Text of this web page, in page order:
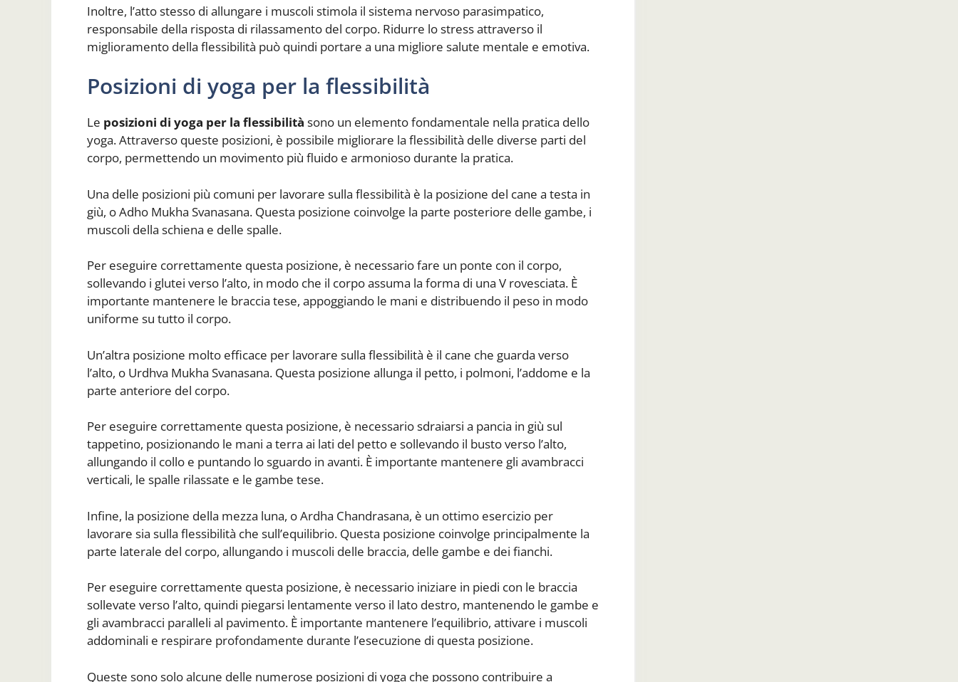
Inoltre, l’atto stesso di allungare i muscoli stimola il sistema nervoso parasimpatico,
responsabile della risposta di rilassamento del corpo. Ridurre lo stress attraverso il
miglioramento della flessibilità può quindi portare a una migliore salute mentale e emotiva.
Posizioni di yoga per la flessibilità
Le posizioni di yoga per la flessibilità sono un elemento fondamentale nella pratica dello
yoga. Attraverso queste posizioni, è possibile migliorare la flessibilità delle diverse parti del
corpo, permettendo un movimento più fluido e armonioso durante la pratica.
Una delle posizioni più comuni per lavorare sulla flessibilità è la posizione del cane a testa in
giù, o Adho Mukha Svanasana. Questa posizione coinvolge la parte posteriore delle gambe, i
muscoli della schiena e delle spalle.
Per eseguire correttamente questa posizione, è necessario fare un ponte con il corpo,
sollevando i glutei verso l’alto, in modo che il corpo assuma la forma di una V rovesciata. È
importante mantenere le braccia tese, appoggiando le mani e distribuendo il peso in modo
uniforme su tutto il corpo.
Un’altra posizione molto efficace per lavorare sulla flessibilità è il cane che guarda verso
l’alto, o Urdhva Mukha Svanasana. Questa posizione allunga il petto, i polmoni, l’addome e la
parte anteriore del corpo.
Per eseguire correttamente questa posizione, è necessario sdraiarsi a pancia in giù sul
tappetino, posizionando le mani a terra ai lati del petto e sollevando il busto verso l’alto,
allungando il collo e puntando lo sguardo in avanti. È importante mantenere gli avambracci
verticali, le spalle rilassate e le gambe tese.
Infine, la posizione della mezza luna, o Ardha Chandrasana, è un ottimo esercizio per
lavorare sia sulla flessibilità che sull’equilibrio. Questa posizione coinvolge principalmente la
parte laterale del corpo, allungando i muscoli delle braccia, delle gambe e dei fianchi.
Per eseguire correttamente questa posizione, è necessario iniziare in piedi con le braccia
sollevate verso l’alto, quindi piegarsi lentamente verso il lato destro, mantenendo le gambe e
gli avambracci paralleli al pavimento. È importante mantenere l’equilibrio, attivare i muscoli
addominali e respirare profondamente durante l’esecuzione di questa posizione.
Queste sono solo alcune delle numerose posizioni di yoga che possono contribuire a